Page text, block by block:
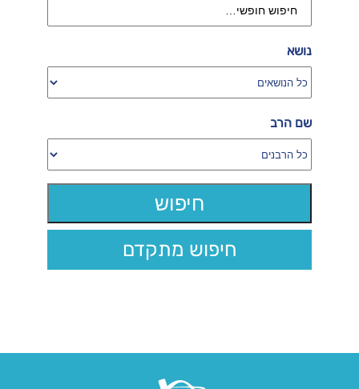
נושא
שם הרב
חיפוש מתקדם